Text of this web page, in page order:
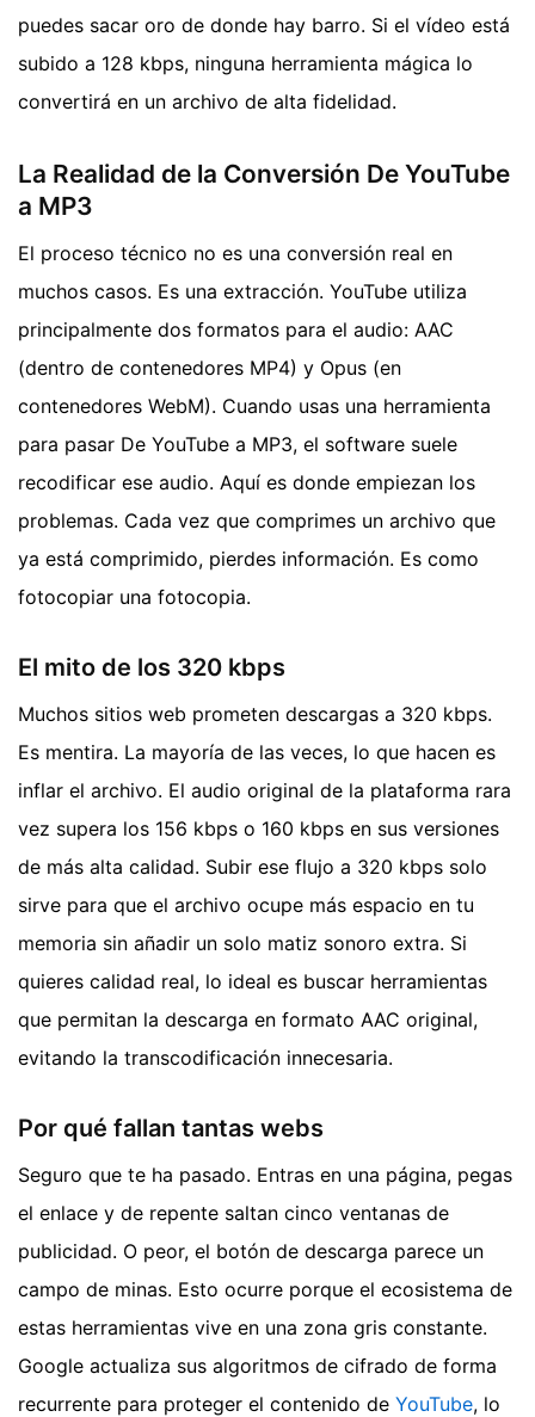
puedes sacar oro de donde hay barro. Si el vídeo está
subido a 128 kbps, ninguna herramienta mágica lo
convertirá en un archivo de alta fidelidad.
La Realidad de la Conversión De YouTube
a MP3
El proceso técnico no es una conversión real en
muchos casos. Es una extracción. YouTube utiliza
principalmente dos formatos para el audio: AAC
(dentro de contenedores MP4) y Opus (en
contenedores WebM). Cuando usas una herramienta
para pasar De YouTube a MP3, el software suele
recodificar ese audio. Aquí es donde empiezan los
problemas. Cada vez que comprimes un archivo que
ya está comprimido, pierdes información. Es como
fotocopiar una fotocopia.
El mito de los 320 kbps
Muchos sitios web prometen descargas a 320 kbps.
Es mentira. La mayoría de las veces, lo que hacen es
inflar el archivo. El audio original de la plataforma rara
vez supera los 156 kbps o 160 kbps en sus versiones
de más alta calidad. Subir ese flujo a 320 kbps solo
sirve para que el archivo ocupe más espacio en tu
memoria sin añadir un solo matiz sonoro extra. Si
quieres calidad real, lo ideal es buscar herramientas
que permitan la descarga en formato AAC original,
evitando la transcodificación innecesaria.
Por qué fallan tantas webs
Seguro que te ha pasado. Entras en una página, pegas
el enlace y de repente saltan cinco ventanas de
publicidad. O peor, el botón de descarga parece un
campo de minas. Esto ocurre porque el ecosistema de
estas herramientas vive en una zona gris constante.
Google actualiza sus algoritmos de cifrado de forma
recurrente para proteger el contenido de YouTube, lo